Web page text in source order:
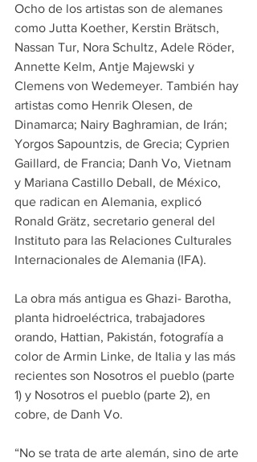
Ocho de los artistas son de alemanes
como Jutta Koether, Kerstin Brätsch,
Nassan Tur, Nora Schultz, Adele Röder,
Annette Kelm, Antje Majewski y
Clemens von Wedemeyer. También hay
artistas como Henrik Olesen, de
Dinamarca; Nairy Baghramian, de Irán;
Yorgos Sapountzis, de Grecia; Cyprien
Gaillard, de Francia; Danh Vo, Vietnam
y Mariana Castillo Deball, de México,
que radican en Alemania, explicó
Ronald Grätz, secretario general del
Instituto para las Relaciones Culturales
Internacionales de Alemania (IFA).
La obra más antigua es Ghazi- Barotha,
planta hidroeléctrica, trabajadores
orando, Hattian, Pakistán, fotografía a
color de Armin Linke, de Italia y las más
recientes son Nosotros el pueblo (parte
1) y Nosotros el pueblo (parte 2), en
cobre, de Danh Vo.
“No se trata de arte alemán, sino de arte